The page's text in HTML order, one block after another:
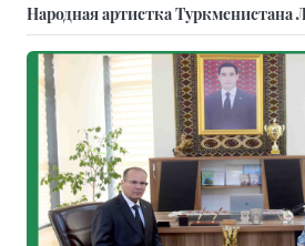
Народная артистка Туркменистана